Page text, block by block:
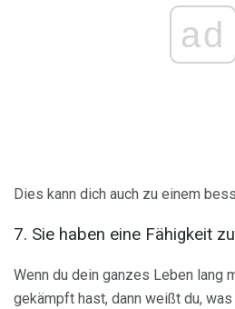
ad
Dies kann dich auch zu einem
7. Sie haben eine Fähigkeit
Wenn du dein ganzes Leben lang
gekämpft hast, dann weißt du,